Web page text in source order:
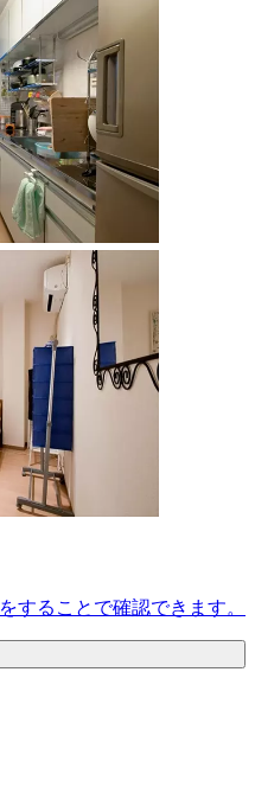
をすることで確認できます。